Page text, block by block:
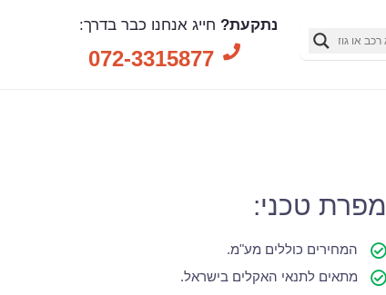
072-3315877
נתקעת? חייג אנחנו כבר בדרך:
מפרת טכני:
המחירים כוללים מע"מ.
מתאים לתנאי האקלים בישראל.